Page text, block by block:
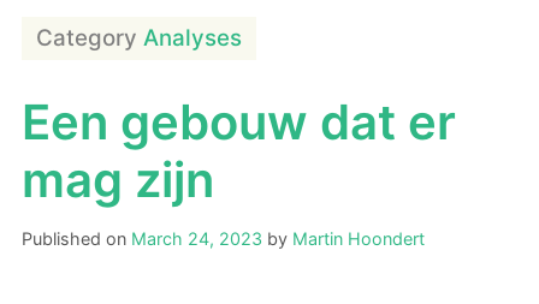
Category Analyses
Een gebouw dat er
mag zijn
Published on March 24, 2023 by Martin Hoondert